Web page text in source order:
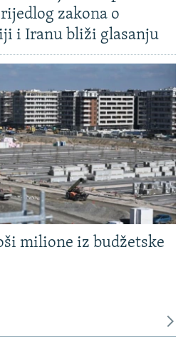
zakona o
i Iranu bliži glasanju
milione iz budžetske